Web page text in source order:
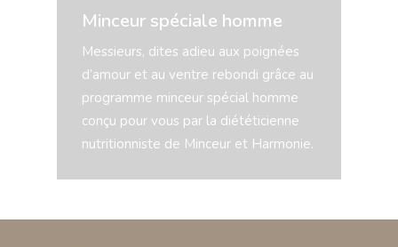
Minceur spéciale homme
Messieurs, dites adieu aux poignées
d’amour et au ventre rebondi grâce au
programme minceur spécial homme
conçu pour vous par la diététicienne
nutritionniste de Minceur et Harmonie.